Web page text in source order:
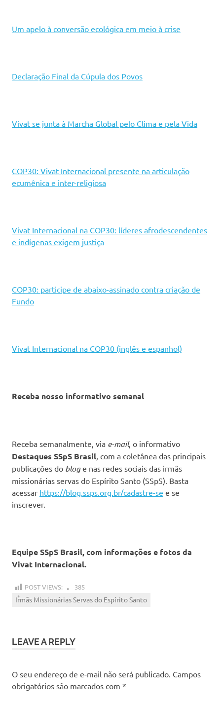
Um apelo à conversão ecológica em meio à crise
Declaração Final da Cúpula dos Povos
Vivat se junta à Marcha Global pelo Clima e pela Vida
COP30: Vivat Internacional presente na articulação
ecumênica e inter-religiosa
Vivat Internacional na COP30: líderes afrodescendentes
e indígenas exigem justiça
COP30: participe de abaixo-assinado contra criação de
Fundo
Vivat Internacional na COP30 (inglês e espanhol)
Receba nosso informativo semanal
Receba semanalmente, via e-mail, o informativo
Destaques SSpS Brasil, com a coletânea das principais
publicações do bloge nas redes sociais das irmãs
missionárias servas do Espírito Santo (SSpS). Basta
acessar https://blog.ssps.org.br/cadastre-se e se
inscrever.
Equipe SSpS Brasil, com informações e fotos da
Vivat Internacional.
POST VIEWS: 385
Irmãs Missionárias Servas do Espírito Santo
LEAVE A REPLY
O seu endereço de e-mail não será publicado. Campos
obrigatórios são marcados com *